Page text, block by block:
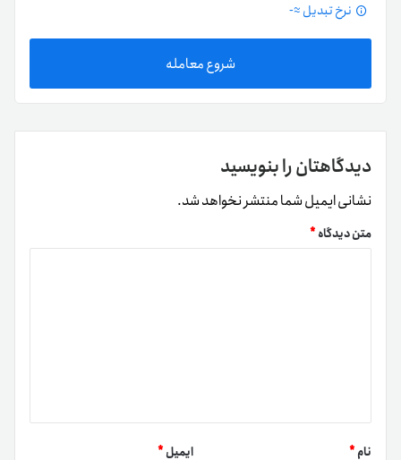
نرخ تبدیل ≈-
شروع معامله
دیدگاهتان را بنویسید
نشانی ایمیل شما منتشر نخواهد شد.
متن دیدگاه*
نام* ایمیل*